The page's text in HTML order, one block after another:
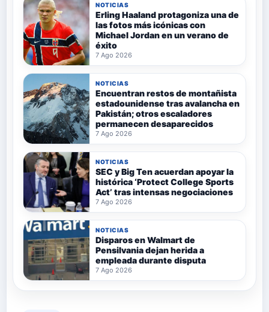
NOTICIAS
Erling Haaland protagoniza una de
las fotos más icónicas con
Michael Jordan en un verano de
éxito
7 Ago 2026
NOTICIAS
Encuentran restos de montañista
estadounidense tras avalancha en
Pakistán; otros escaladores
permanecen desaparecidos
7 Ago 2026
NOTICIAS
SEC y Big Ten acuerdan apoyar la
histórica ‘Protect College Sports
Act’ tras intensas negociaciones
7 Ago 2026
NOTICIAS
Disparos en Walmart de
Pensilvania dejan herida a
empleada durante disputa
7 Ago 2026